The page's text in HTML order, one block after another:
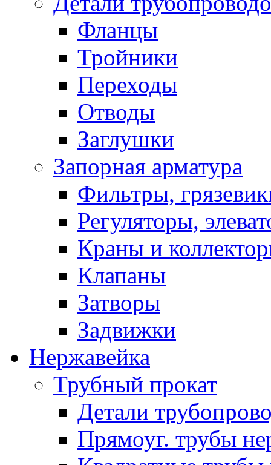
Фланцы
Тройники
Переходы
Отводы
Заглушки
Запорная арматура
Фильтры,
Регуляторы,
Краны и
Клапаны
Затворы
Задвижки
Нержавейка
Трубный прокат
Детали
Прямоуг. трубы